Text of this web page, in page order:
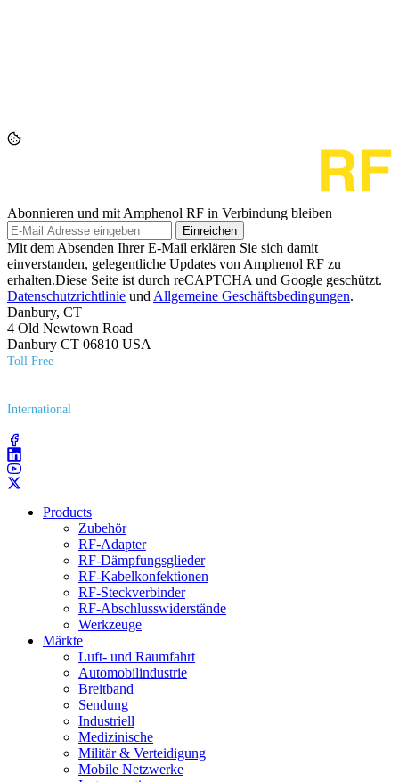
Abonnieren und mit Amphenol RF in Verbindung bleiben
Einreichen
Mit dem Absenden Ihrer E-Mail erklären Sie sich damit
einverstanden, gelegentliche Updates von Amphenol RF zu
erhalten.Diese Seite ist durch reCAPTCHA und Google geschützt.
Datenschutzrichtlinie und Allgemeine Geschäftsbedingungen.
Danbury, CT
4 Old Newtown Road
Danbury CT 06810 USA
Toll Free
International
Products
Zubehör
RF-Adapter
RF-Dämpfungsglieder
RF-Kabelkonfektionen
RF-Steckverbinder
RF-Abschlusswiderstände
Werkzeuge
Märkte
Luft- und Raumfahrt
Automobilindustrie
Breitband
Sendung
Industriell
Medizinische
Militär & Verteidigung
Mobile Netzwerke